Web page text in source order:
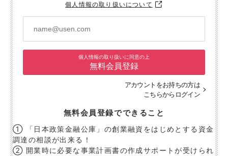
個人情報の取り扱いについて
個人情報の取り扱いに同意の上
無料会員登録
アカウントをお持ちの方は
こちらからログイン
無料会員登録でできること
① 「日本政策金融公庫」の創業融資をはじめとする資金
調達の相談が出来る！
② 開業時に必要な事業計画書の作成サポートが受けられ